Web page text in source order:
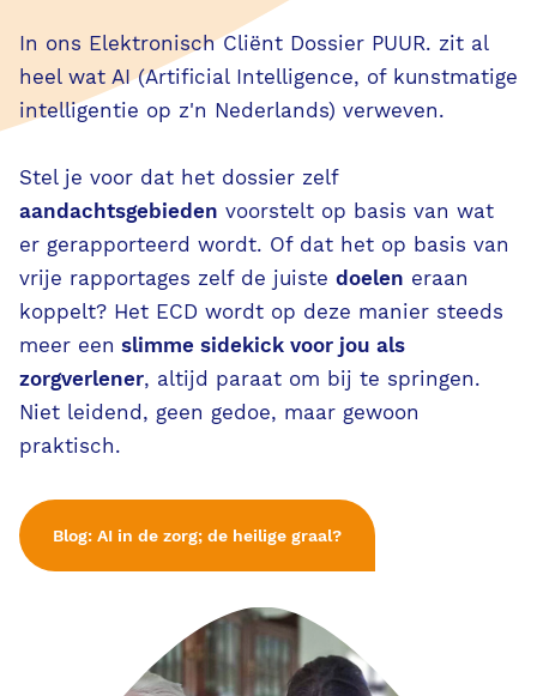
Features
AI in PUUR.
VVT
S-GGZ
PUUR. voor de zorgprofessional
PUUR. voor de bedrijfsvoering
Evenementen
Blog/Nieuws/Podcast/Webinars
In ons Elektronisch Cliënt Dossier PUUR. zit al
heel wat AI (Artificial Intelligence, of kunstmatige
intelligentie op z'n Nederlands) verweven.
Stel je voor dat het dossier zelf
aandachtsgebieden voorstelt op basis van wat
er gerapporteerd wordt. Of dat het op basis van
vrije rapportages zelf de juiste doelen eraan
koppelt? Het ECD wordt op deze manier steeds
meer een slimme sidekick voor jou als
zorgverlener, altijd paraat om bij te springen.
Niet leidend, geen gedoe, maar gewoon
praktisch.
Blog: AI in de zorg; de heilige graal?